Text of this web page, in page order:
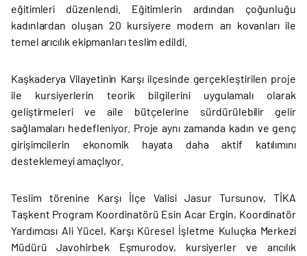
eğitimleri düzenlendi. Eğitimlerin ardından çoğunluğu
kadınlardan oluşan 20 kursiyere modern arı kovanları ile
temel arıcılık ekipmanları teslim edildi.
Kaşkaderya Vilayetinin Karşı ilçesinde gerçekleştirilen proje
ile kursiyerlerin teorik bilgilerini uygulamalı olarak
geliştirmeleri ve aile bütçelerine sürdürülebilir gelir
sağlamaları hedefleniyor. Proje aynı zamanda kadın ve genç
girişimcilerin ekonomik hayata daha aktif katılımını
desteklemeyi amaçlıyor.
Teslim törenine Karşı İlçe Valisi Jasur Tursunov, TİKA
Taşkent Program Koordinatörü Esin Acar Ergin, Koordinatör
Yardımcısı Ali Yücel, Karşı Küresel İşletme Kuluçka Merkezi
Müdürü Javohirbek Eşmurodov, kursiyerler ve arıcılık